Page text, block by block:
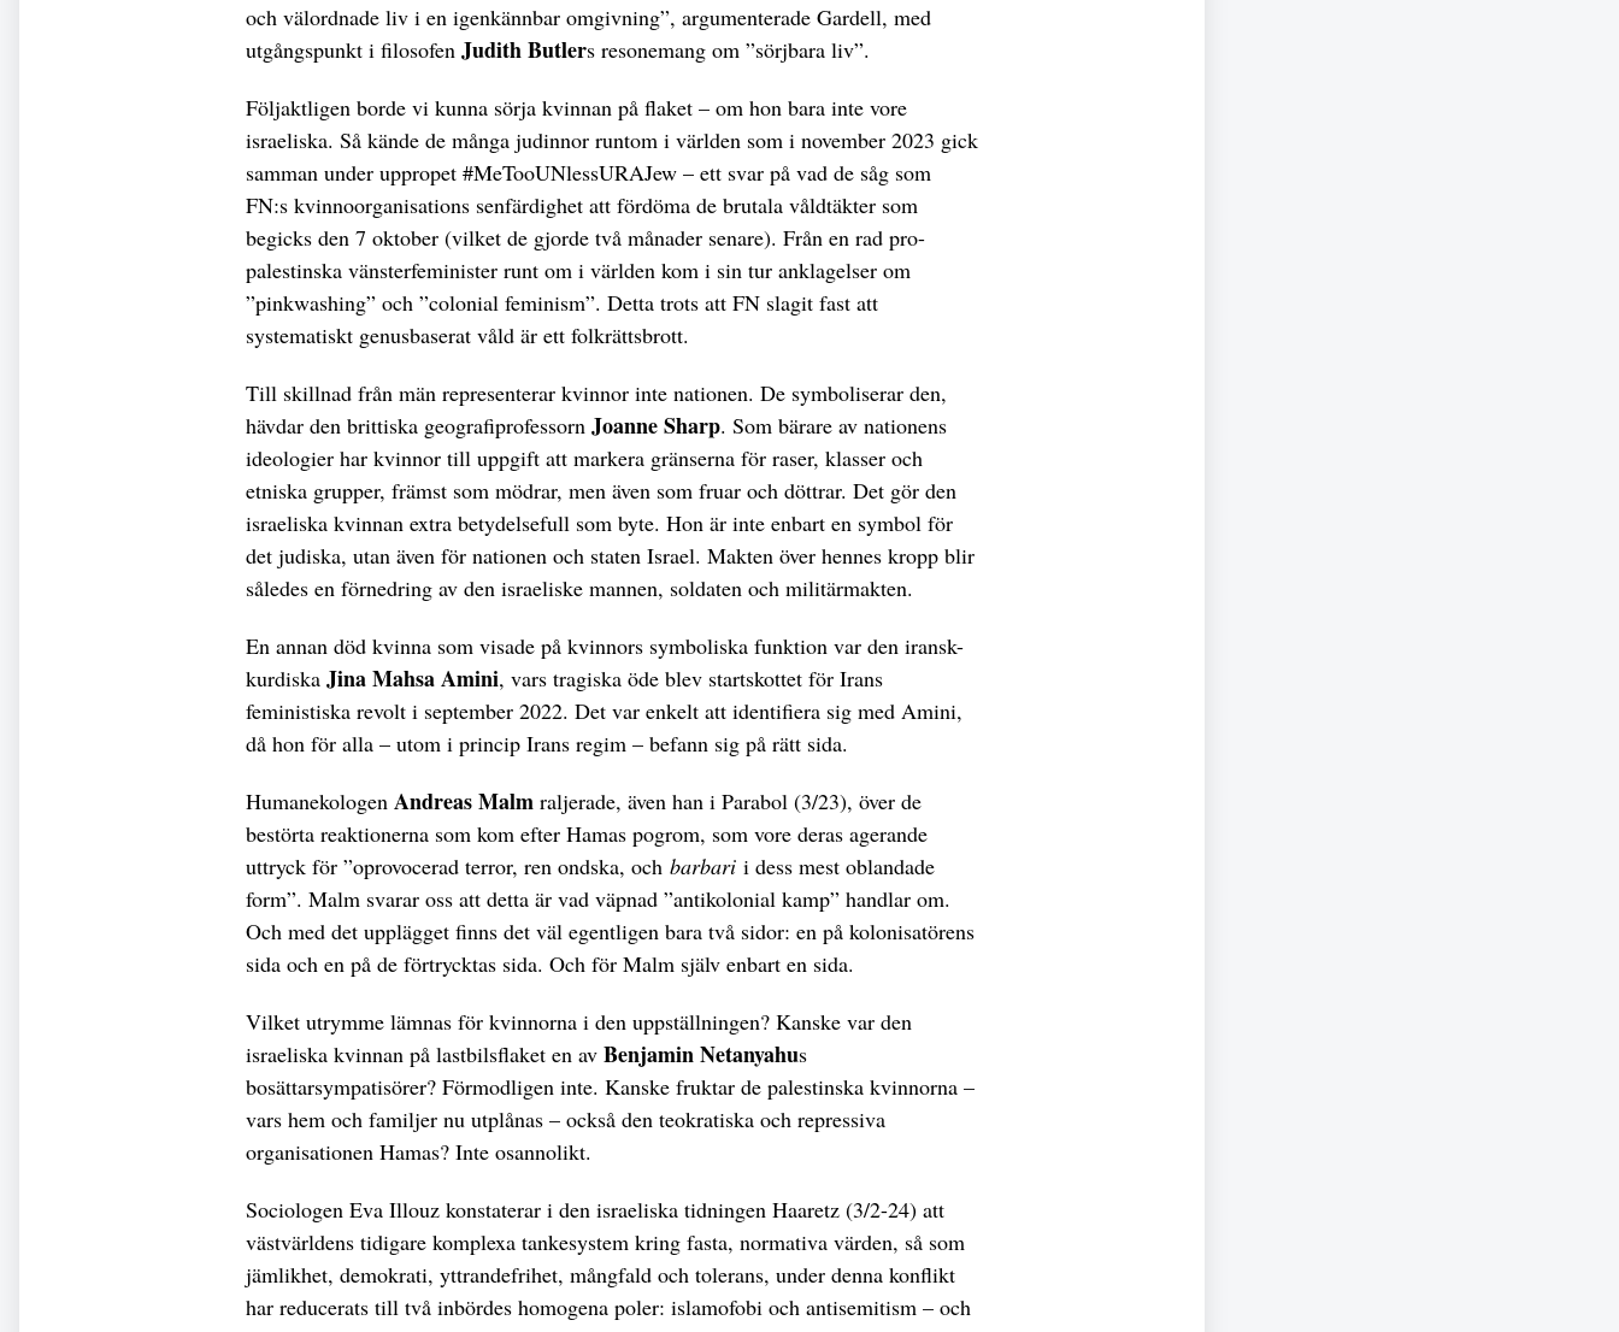
och välordnade liv i en igenkännbar omgivning”, argumenterade Gardell, med
utgångspunkt i filosofen Judith Butlers resonemang om ”sörjbara liv”.
Följaktligen borde vi kunna sörja kvinnan på flaket – om hon bara inte vore
israeliska. Så kände de många judinnor runtom i världen som i november 2023 gick
samman under uppropet #MeTooUNlessURAJew – ett svar på vad de såg som
FN:s kvinnoorganisations senfärdighet att fördöma de brutala våldtäkter som
begicks den 7 oktober (vilket de gjorde två månader senare). Från en rad pro-
palestinska vänsterfeminister runt om i världen kom i sin tur anklagelser om
”pinkwashing” och ”colonial feminism”. Detta trots att FN slagit fast att
systematiskt genusbaserat våld är ett folkrättsbrott.
Till skillnad från män representerar kvinnor inte nationen. De symboliserar den,
hävdar den brittiska geografiprofessorn Joanne Sharp. Som bärare av nationens
ideologier har kvinnor till uppgift att markera gränserna för raser, klasser och
etniska grupper, främst som mödrar, men även som fruar och döttrar. Det gör den
israeliska kvinnan extra betydelsefull som byte. Hon är inte enbart en symbol för
det judiska, utan även för nationen och staten Israel. Makten över hennes kropp blir
således en förnedring av den israeliske mannen, soldaten och militärmakten.
En annan död kvinna som visade på kvinnors symboliska funktion var den iransk-
kurdiska Jina Mahsa Amini, vars tragiska öde blev startskottet för Irans
feministiska revolt i september 2022. Det var enkelt att identifiera sig med Amini,
då hon för alla – utom i princip Irans regim – befann sig på rätt sida.
Humanekologen Andreas Malm raljerade, även han i Parabol (3/23), över de
bestörta reaktionerna som kom efter Hamas pogrom, som vore deras agerande
uttryck för ”oprovocerad terror, ren ondska, och barbari i dess mest oblandade
form”. Malm svarar oss att detta är vad väpnad ”antikolonial kamp” handlar om.
Och med det upplägget finns det väl egentligen bara två sidor: en på kolonisatörens
sida och en på de förtrycktas sida. Och för Malm själv enbart en sida.
Vilket utrymme lämnas för kvinnorna i den uppställningen? Kanske var den
israeliska kvinnan på lastbilsflaket en av Benjamin Netanyahus
bosättarsympatisörer? Förmodligen inte. Kanske fruktar de palestinska kvinnorna –
vars hem och familjer nu utplånas – också den teokratiska och repressiva
organisationen Hamas? Inte osannolikt.
Sociologen Eva Illouz konstaterar i den israeliska tidningen Haaretz (3/2-24) att
västvärldens tidigare komplexa tankesystem kring fasta, normativa värden, så som
jämlikhet, demokrati, yttrandefrihet, mångfald och tolerans, under denna konflikt
har reducerats till två inbördes homogena poler: islamofobi och antisemitism – och